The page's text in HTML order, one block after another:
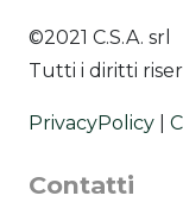
©2021 C.S.A. srl
Tutti i diritti
PrivacyPolicy
Contatti